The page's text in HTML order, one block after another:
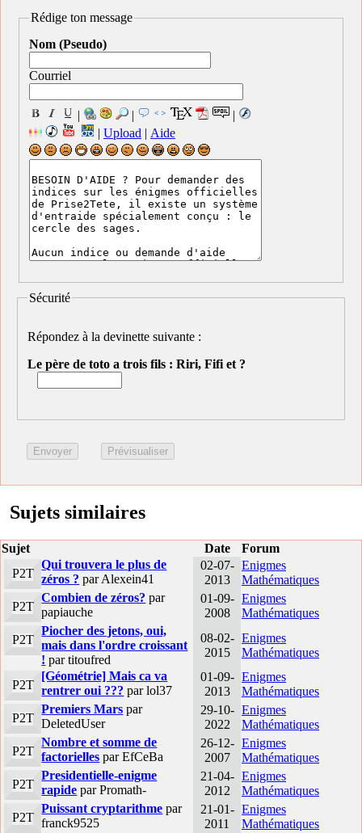
Rédige ton message
Nom (Pseudo)
Courriel
| |
|
| Upload | Aide
Sécurité
Répondez à la devinette suivante :
Le père de toto a trois fils : Riri, Fifi et ?
Sujets similaires
Sujet Date
Forum
P2T
Qui trouvera le plus de
zéros ? par Alexein41
02-07-
2013
Enigmes
Mathématiques
P2T
Combien de zéros? par
papiauche
01-09-
2008
Enigmes
Mathématiques
P2T
Piocher des jetons, oui,
mais dans l'ordre croissant
! par titoufred
08-02-
2015
Enigmes
Mathématiques
P2T
[Géométrie] Mais ca va
rentrer oui ??? par lol37
01-09-
2013
Enigmes
Mathématiques
P2T
Premiers Mars par
DeletedUser
29-10-
2022
Enigmes
Mathématiques
P2T
Nombre et somme de
factorielles par EfCeBa
26-12-
2007
Enigmes
Mathématiques
P2T
Presidentielle-enigme
rapide par Promath-
21-04-
2012
Enigmes
Mathématiques
P2T
Puissant cryptarithme par
franck9525
21-01-
2011
Enigmes
Mathématiques